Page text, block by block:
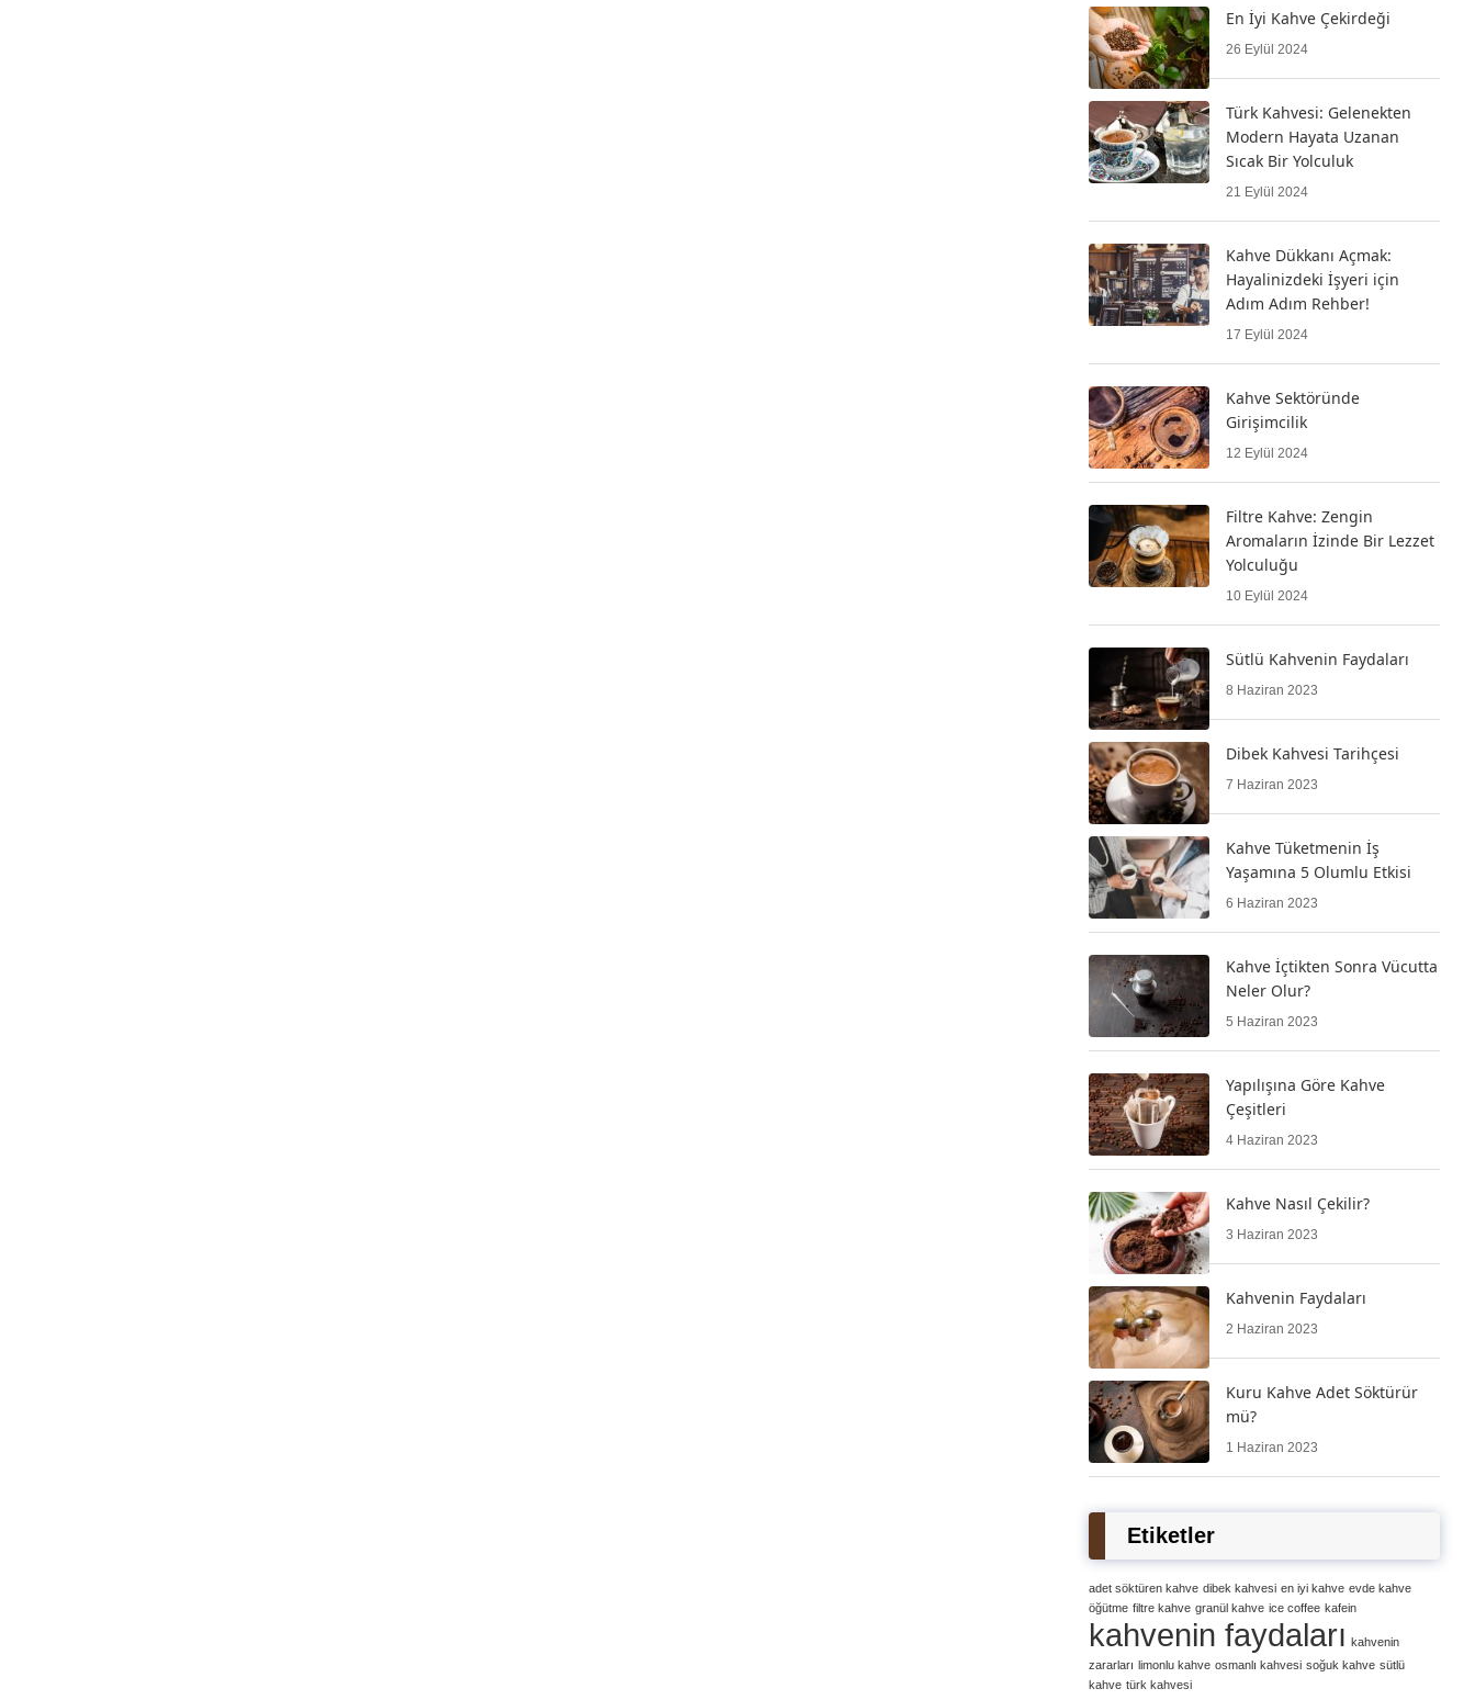
En İyi Kahve Çekirdeği
26 Eylül 2024
Türk Kahvesi: Gelenekten
Modern Hayata Uzanan
Sıcak Bir Yolculuk
21 Eylül 2024
Kahve Dükkanı Açmak:
Hayalinizdeki İşyeri için
Adım Adım Rehber!
17 Eylül 2024
Kahve Sektöründe
Girişimcilik
12 Eylül 2024
Filtre Kahve: Zengin
Aromaların İzinde Bir Lezzet
Yolculuğu
10 Eylül 2024
Sütlü Kahvenin Faydaları
8 Haziran 2023
Dibek Kahvesi Tarihçesi
7 Haziran 2023
Kahve Tüketmenin İş
Yaşamına 5 Olumlu Etkisi
6 Haziran 2023
Kahve İçtikten Sonra Vücutta
Neler Olur?
5 Haziran 2023
Yapılışına Göre Kahve
Çeşitleri
4 Haziran 2023
Kahve Nasıl Çekilir?
3 Haziran 2023
Kahvenin Faydaları
2 Haziran 2023
Kuru Kahve Adet Söktürür
mü?
1 Haziran 2023
Etiketler
adet söktüren kahve dibek kahvesi en iyi kahve evde kahve
öğütme filtre kahve granül kahve ice coffee kafein
kahvenin faydaları kahvenin
zararları limonlu kahve osmanlı kahvesi soğuk kahve sütlü
kahve türk kahvesi